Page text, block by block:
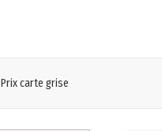
Prix carte grise